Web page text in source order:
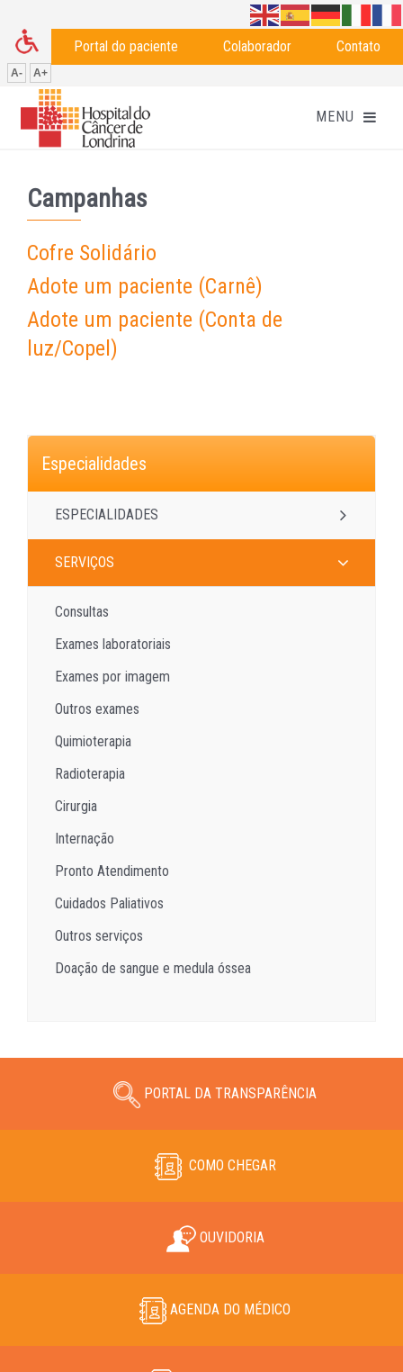
Portal do paciente Colaborador Contato
A- A+
Campanhas
Cofre Solidário
Adote um paciente (Carnê)
Adote um paciente (Conta de
luz/Copel)
Especialidades
ESPECIALIDADES
SERVIÇOS
Consultas
Exames laboratoriais
Exames por imagem
Outros exames
Quimioterapia
Radioterapia
Cirurgia
Internação
Pronto Atendimento
Cuidados Paliativos
Outros serviços
Doação de sangue e medula óssea
PORTAL DA TRANSPARÊNCIA
COMO CHEGAR
OUVIDORIA
AGENDA DO MÉDICO